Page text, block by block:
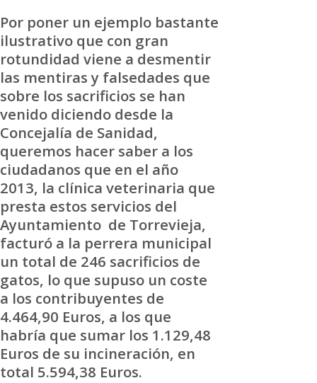
Por poner un ejemplo bastante
ilustrativo que con gran
rotundidad viene a desmentir
las mentiras y falsedades que
sobre los sacrificios se han
venido diciendo desde la
Concejalía de Sanidad,
queremos hacer saber a los
ciudadanos que en el año
2013, la clínica veterinaria que
presta estos servicios del
Ayuntamiento de Torrevieja,
facturó a la perrera municipal
un total de 246 sacrificios de
gatos, lo que supuso un coste
a los contribuyentes de
4.464,90 Euros, a los que
habría que sumar los 1.129,48
Euros de su incineración, en
total 5.594,38 Euros.